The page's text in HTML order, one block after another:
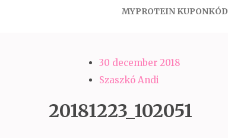
MYPROTEIN KUPONKÓD
30 december 2018
Szaszkó Andi
20181223_102051